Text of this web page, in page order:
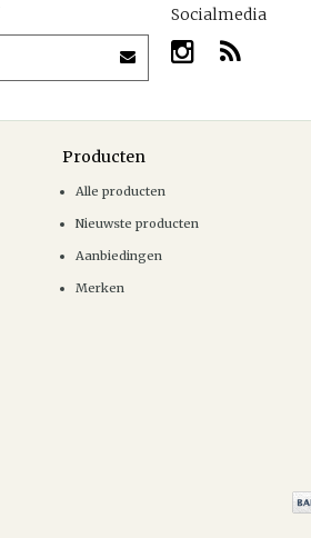
Socialmedia
Producten
Alle producten
Nieuwste producten
Aanbiedingen
Merken